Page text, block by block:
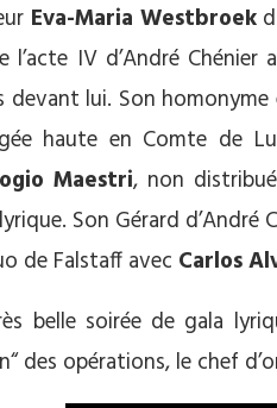
Eva-Maria Westbroek
l’acte IV d’André Chénier
devant lui. Son
haute en Comte de
Maestri, non
Son Gérard
de Falstaff avec Carlos
belle soirée de gala
des opérations, le chef